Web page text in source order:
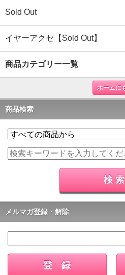
Sold Out
イヤーアクセ【Sold Out】
商品カテゴリー一覧
ホームに
商品検索
メルマガ登録・解除